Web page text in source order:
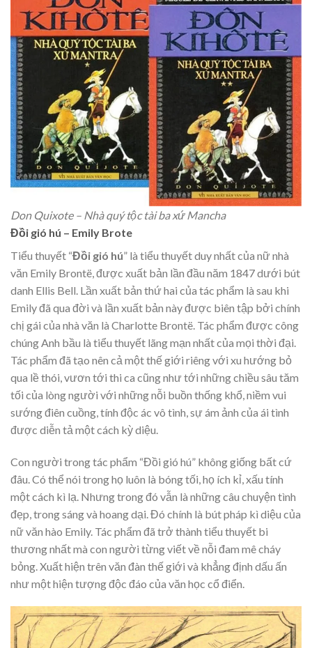
Don Quixote – Nhà quý tộc tài ba xứ Mancha
Đồi gió hú – Emily Brote
Tiểu thuyết “Đồi gió hú” là tiểu thuyết duy nhất của nữ nhà
văn Emily Brontë, được xuất bản lần đầu năm 1847 dưới bút
danh Ellis Bell. Lần xuất bản thứ hai của tác phẩm là sau khi
Emily đã qua đời và lần xuất bản này được biên tập bởi chính
chị gái của nhà văn là Charlotte Brontë. Tác phẩm được công
chúng Anh bầu là tiểu thuyết lãng mạn nhất của mọi thời đại.
Tác phẩm đã tạo nên cả một thế giới riêng với xu hướng bỏ
qua lề thói, vươn tới thi ca cũng như tới những chiều sâu tăm
tối của lòng người với những nỗi buồn thống khổ, niềm vui
sướng điên cuồng, tính độc ác vô tình, sự ám ảnh của ái tình
được diễn tả một cách kỳ diệu.
Con người trong tác phẩm “Đồi gió hú” không giống bất cứ
đâu. Có thể nói trong họ luôn là bóng tối, họ ích kỉ, xấu tính
một cách kì lạ. Nhưng trong đó vẫn là những câu chuyện tình
đẹp, trong sáng và hoang dại. Đó chính là bút pháp kì diệu của
nữ văn hào Emily. Tác phẩm đã trở thành tiểu thuyết bi
thương nhất mà con người từng viết về nỗi đam mê cháy
bỏng. Xuất hiện trên văn đàn thế giới và khẳng định dấu ấn
như một hiện tượng độc đáo của văn học cổ điển.